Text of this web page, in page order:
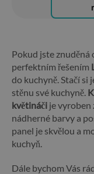
Pokud jste znuděná
perfektním řešením
do kuchyně. Stačí si
stěnu své kuchyně.
květináči je vyroben
nádherné barvy a
panel je skvělou a
kuchyň.
Dále bychom Vás